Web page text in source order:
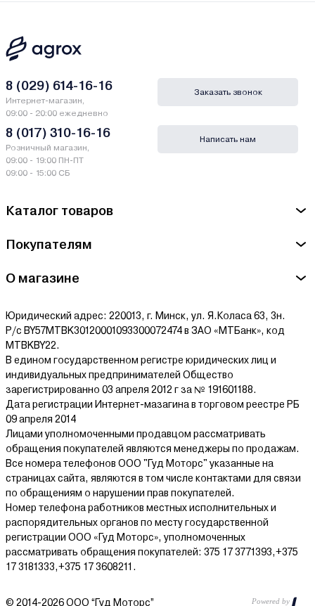
Каталог товаров
Покупателям
О магазине
Юридический адрес: 220013, г. Минск, ул. Я.Коласа 63, 3н.
Р/с BY57MTBK30120001093300072474 в ЗАО «МТБанк», код
MTBKBY22.
В едином государственном регистре юридических лиц и
индивидуальных предпринимателей Общество
зарегистрированно 03 апреля 2012 г за № 191601188.
Дата регистрации Интернет-мазагина в торговом реестре РБ
09 апреля 2014
Лицами уполномоченными продавцом рассматривать
обращения покупателей являются менеджеры по продажам.
Все номера телефонов ООО "Гуд Моторс" указанные на
страницах сайта, являются в том числе контактами для связи
по обращениям о нарушении прав покупателей.
Номер телефона работников местных исполнительных и
распорядительных органов по месту государственной
регистрации ООО «Гуд Моторс», уполномоченных
рассматривать обращения покупателей: 375 17 3771393,+375
17 3181333,+375 17 3608211.
8 (029) 614-16-16
Интернет-магазин,
09:00 - 20:00 ежедневно
8 (017) 310-16-16
Розничный магазин,
09:00 - 19:00 ПН-ПТ
09:00 - 15:00 СБ
Заказать звонок
Написать нам
© 2014-2026 ООО “Гуд Моторс”